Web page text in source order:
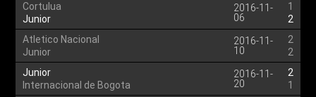
Cortulua
Junior
2016-11-
06
1
2
Atletico Nacional
Junior
2016-11-
10
2
2
Junior
Internacional de Bogota
2016-11-
20
2
1